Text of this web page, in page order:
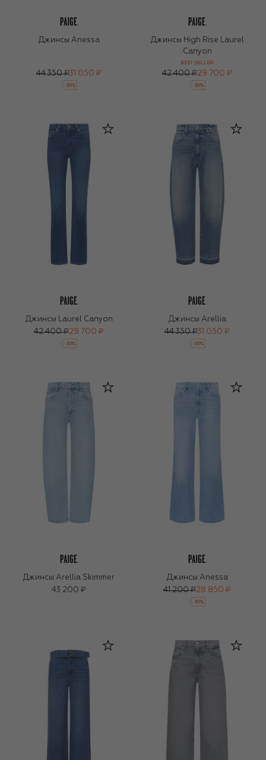
Джинсы Anessa
44 350 ₽31 050 ₽
-30%
Джинсы High Rise Laurel
Canyon
BEST-SELLER
42 400 ₽29 700 ₽
-30%
Джинсы Laurel Canyon
42 400 ₽29 700 ₽
-30%
Джинсы Arellia
44 350 ₽31 050 ₽
-30%
Джинсы Arellia Skimmer
43 200 ₽
Джинсы Anessa
41 200 ₽28 850 ₽
-30%